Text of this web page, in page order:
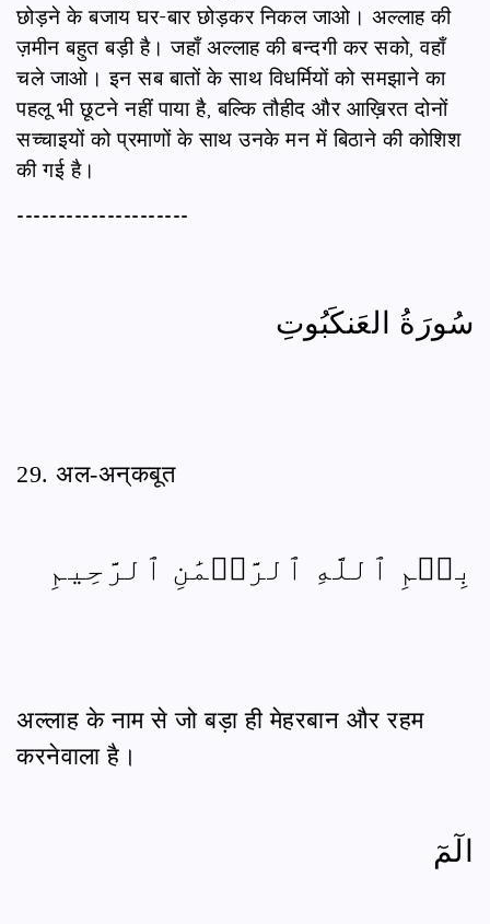
छोड़ने के बजाय घर-बार छोड़कर निकल जाओ। अल्लाह की
ज़मीन बहुत बड़ी है। जहाँ अल्लाह की बन्दगी कर सको, वहाँ
चले जाओ। इन सब बातों के साथ विधर्मियों को समझाने का
पहलू भी छूटने नहीं पाया है, बल्कि तौहीद और आख़िरत दोनों
सच्चाइयों को प्रमाणों के साथ उनके मन में बिठाने की कोशिश
की गई है।
---------------------
سُورَةُ العَنكَبُوتِ
29. अल-अन्‌कबूत
بِسۡمِ ٱللَّهِ ٱلرَّحۡمَٰنِ ٱلرَّحِيمِ
अल्लाह के नाम से जो बड़ा ही मेहरबान और रहम
करनेवाला है।
الٓمٓ